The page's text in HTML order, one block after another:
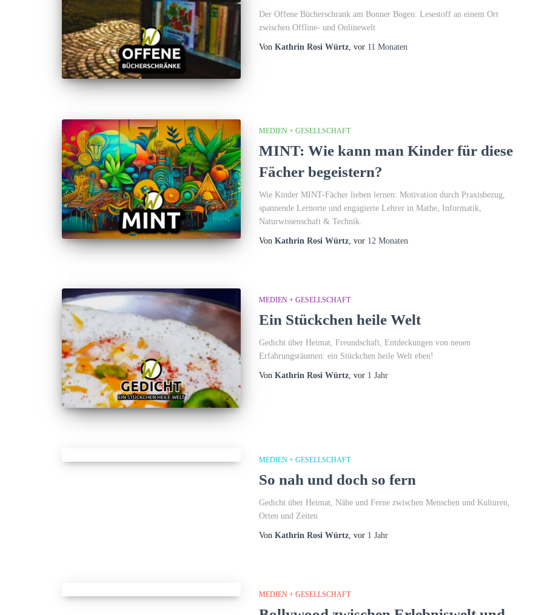
Der Offene Bücherschrank am Bonner Bogen: Lesestoff an einem Ort
zwischen Offline- und Onlinewelt
Von Kathrin Rosi Würtz , vor 11 Monaten
MEDIEN + GESELLSCHAFT
MINT: Wie kann man Kinder für diese
Fächer begeistern?
Wie Kinder MINT-Fächer lieben lernen: Motivation durch Praxisbezug,
spannende Lernorte und engagierte Lehrer in Mathe, Informatik,
Naturwissenschaft & Technik.
Von Kathrin Rosi Würtz, vor 12 Monaten
MEDIEN + GESELLSCHAFT
Ein Stückchen heile Welt
Gedicht über Heimat, Freundschaft, Entdeckungen von neuen
Erfahrungsräumen: ein Stückchen heile Welt eben!
Von Kathrin Rosi Würtz, vor 1 Jahr
MEDIEN + GESELLSCHAFT
So nah und doch so fern
Gedicht über Heimat, Nähe und Ferne zwischen Menschen und Kulturen,
Orten und Zeiten
Von Kathrin Rosi Würtz , vor 1 Jahr
MEDIEN + GESELLSCHAFT